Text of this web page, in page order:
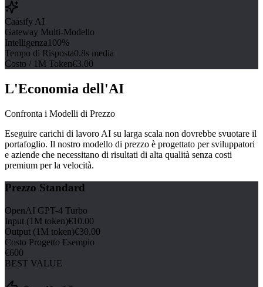
Caasify AI
Gateway Multi-Modello
Intelligenza100%
Tempo di Risposta0.8s media
Costo / 1M Token€3.00
L'Economia dell'AI
Confronta i Modelli di Prezzo
Eseguire carichi di lavoro AI su larga scala non dovrebbe svuotare il
portafoglio. Il nostro modello di prezzo è progettato per sviluppatori
e aziende che necessitano di risultati di alta qualità senza costi
premium per la velocità.
Prezzo Standard
OpenAI GPT-4 Turbo
Input (1M token)€10.00
Output (1M token)€30.00
Costo Progetto Esempio
€600
BEST VALUE